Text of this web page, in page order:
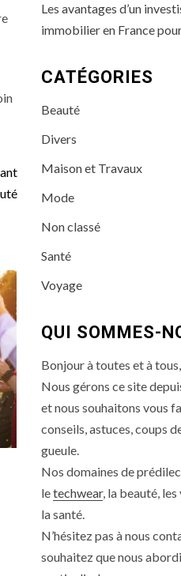
Les avantages d’un
immobilier en France
CATÉGORIES
Beauté
Divers
Maison et Travaux
Mode
Non classé
Santé
Voyage
QUI SOMMES-
Bonjour à toutes et à tous,
Nous gérons ce site
et nous souhaitons vous
conseils, astuces, coups
gueule.
Nos domaines de
letechwear, la beauté,
la santé.
N’hésitez pas à nous
souhaitez que nous